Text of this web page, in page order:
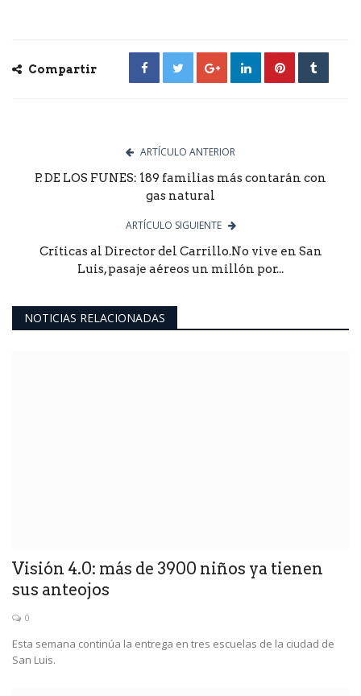
Compartir
ARTÍCULO ANTERIOR
P. DE LOS FUNES: 189 familias más contarán con
gas natural
ARTÍCULO SIGUIENTE
Críticas al Director del Carrillo.No vive en San
Luis, pasaje aéreos un millón por...
NOTICIAS RELACIONADAS
Visión 4.0: más de 3900 niños ya tienen
sus anteojos
0
Esta semana continúa la entrega en tres escuelas de la ciudad de
San Luis.